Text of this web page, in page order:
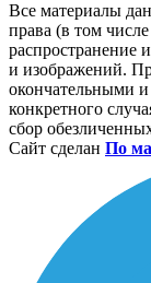
Все материалы
права (в том
распространение
и изображений.
окончательными
конкретного
сбор
Сайт сделан По